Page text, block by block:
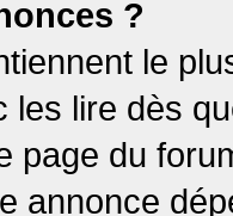
?
le
les lire dès
page du
annonce